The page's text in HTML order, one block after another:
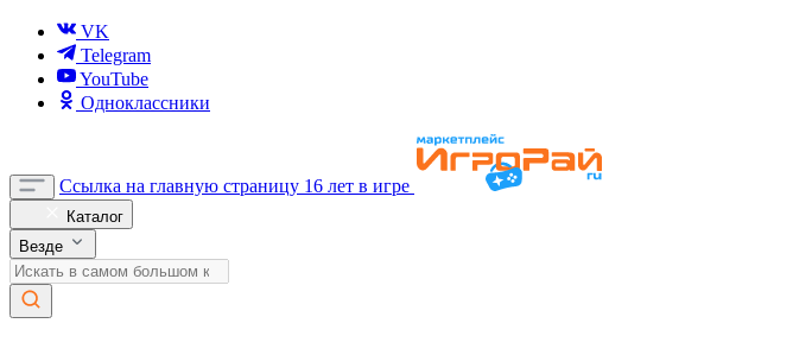
VK
Telegram
YouTube
Одноклассники
Ссылка на главную страницу 16 лет в игре
Каталог
Везде